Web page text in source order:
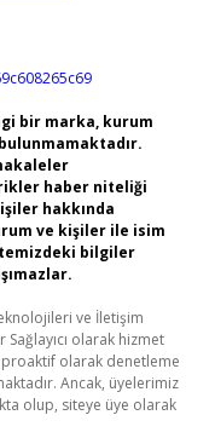
bir marka, kurum
haber niteliği
hakkında
ve kişiler ile isim
bilgiler
ve İletişim
Sağlayıcı olarak hizmet
olarak denetleme
Ancak, üyelerimiz
olup, siteye üye olarak